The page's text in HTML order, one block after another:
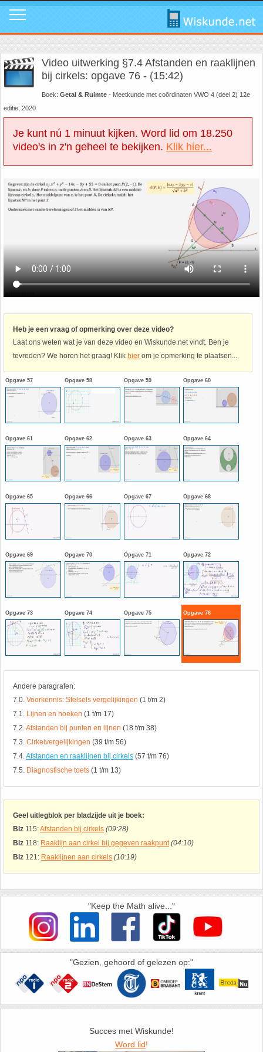
Video uitwerking §7.4 Afstanden en raaklijnen
bij cirkels: opgave 76 - (15:42)
Boek: Getal & Ruimte - Meetkunde met coördinaten VWO 4 (deel 2) 12e
editie, 2020
Je kunt nú 1 minuut kijken. Word lid om 18.250
video's in z'n geheel te bekijken. Klik hier...
Heb je een vraag of opmerking over deze video?
Laat ons weten wat je van deze video en Wiskunde.net vindt. Ben je
tevreden? We horen het graag! Klik hier om je opmerking te plaatsen...
Opgave 57 Opgave 58 Opgave 59 Opgave 60
Opgave 61 Opgave 62 Opgave 63 Opgave 64
Opgave 65 Opgave 66 Opgave 67 Opgave 68
Opgave 69 Opgave 70 Opgave 71 Opgave 72
Opgave 73 Opgave 74 Opgave 75 Opgave 76
Andere paragrafen:
7.0. Voorkennis: Stelsels vergelijkingen (1 t/m 2)
7.1. Lijnen en hoeken (1 t/m 17)
7.2. Afstanden bij punten en lijnen (18 t/m 38)
7.3. Cirkelvergelijkingen (39 t/m 56)
7.4. Afstanden en raaklijnen bij cirkels (57 t/m 76)
7.5. Diagnostische toets (1 t/m 13)
Geel uitlegblok per bladzijde uit je boek:
Blz 115:Afstanden bij cirkels (09:28)
Blz 118: Raaklijn aan cirkel bij gegeven raakpunt (04:10)
Blz 121: Raaklijnen aan cirkels (10:19)
"Keep the Math alive..."
"Gezien, gehoord of gelezen op:"
Succes met Wiskunde!
Word lid!
Mavo
Mavo4: Hoofdstuk 1: Statistiek en kans
Mavo4: Hoofdstuk 3: Afstanden en hoeken
Mavo4: Hoofdstuk 4: Grafieken en vergelijkingen
Mavo4: Hoofdstuk 5: Rekenen, meten en schatten
Mavo4: Hoofdstuk 6: Vlakke figuren
Mavo4: Hoofdstuk 8: Ruimtemeetkunde
Havo
HAVO 4A - Hoofdstuk 5 - Lineaire verbanden
HAVO 4B - Hoofdstuk 4 - Werken met formules
HAVO 4B - Hoofdstuk 5 - Machten, exponenten
en logaritmen
HAVO 4B - Hoofdstuk 6 - De afgeleide functie
HAVO 5B - Hoofdstuk 7 - Lijnen en cirkels
HAVO 5B - Hoofdstuk 8 - Goniometrie
HAVO 5B - Hoofdstuk 9 - Exponentiële verbanden
HAVO 5B - Hoofdstuk 10 - Meetkundige
berekeningen
(Nog geen toetsen)
Calculators
Geogebra
WolframAlpha
1. ABC Formule
2. Cosinusregel
3. De Gulden Snede
4. De normale verdeling
5. Differentiëren - Afgeleide functie
6. Driehoek van Pascal
8. Het getal nul
9. Het getal van Euler
10. Inhoud bol
11. Inhoud cilinder
12. Inhoud kegel
13. Inhoud piramide
15. Lijn door 2 gegeven punten
16. Logaritmen
17. Machten
18. Matrices
19. Omtrek cirkel
20. Oppervlakte cilinder
21. Oppervlakte cirkel
22. Oppervlakte driehoek
23. Oppervlakte kegel
24. Oppervlakte parallellogram
28. Procenten
30. Sinus
31. Sinusregel
32. Standaarddeviatie
33. Stelling van fermat
34. Stelling van Pythagoras
In de media
Instagram
Tik Tok
Facebook
LinkedIn
Youtube
Mail ons
Promo video
Download poster
Review ons
Privacy
Toppers
Promotie
Instagram
Tik Tok
Facebook
LinkedIn
Youtube